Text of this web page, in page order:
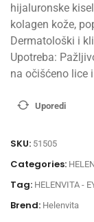
hijaluronske
kolagen kože,
Dermatološki i
Upotreba:
na očišćeno lice
Uporedi
SKU: 51505
Categories:
Tag: HELENVITA -
Brend: Helenvita